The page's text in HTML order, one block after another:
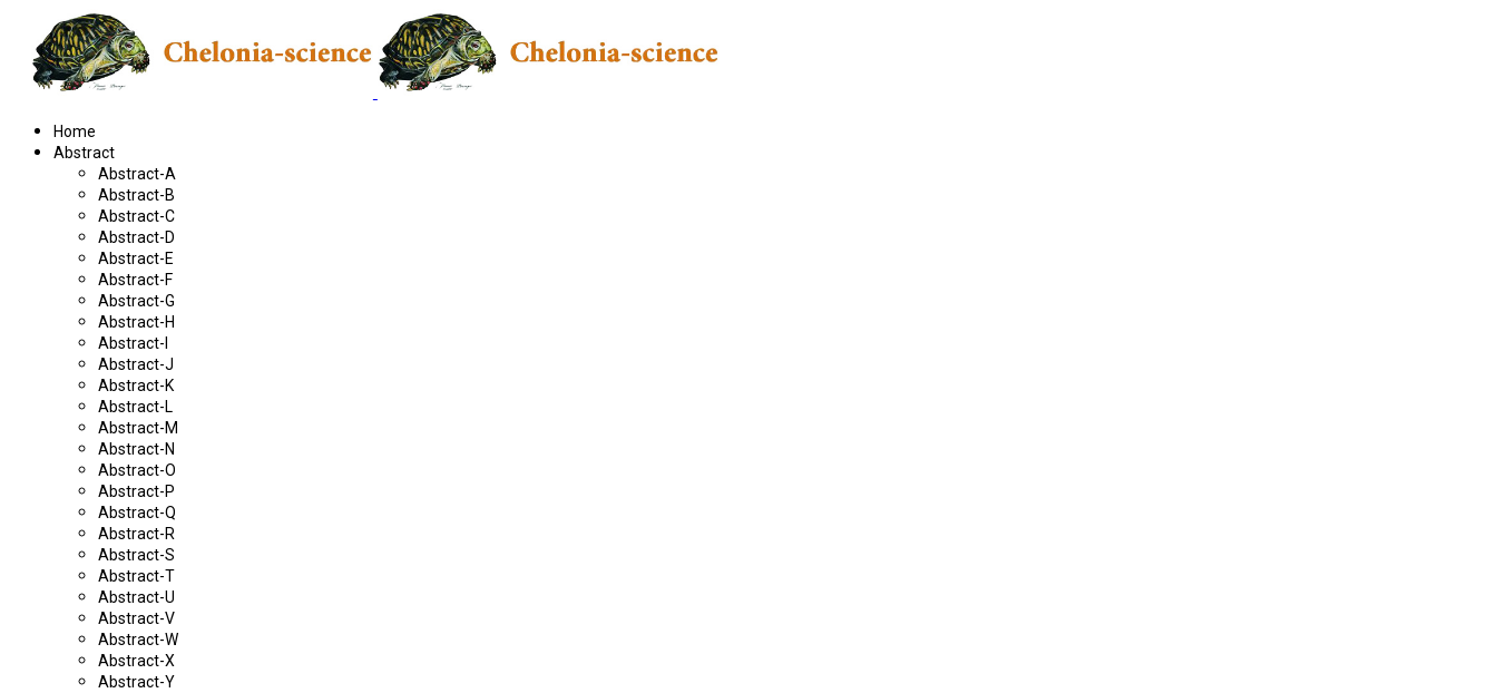
Home
Abstract
Abstract-A
Abstract-B
Abstract-C
Abstract-D
Abstract-E
Abstract-F
Abstract-G
Abstract-H
Abstract-I
Abstract-J
Abstract-K
Abstract-L
Abstract-M
Abstract-N
Abstract-O
Abstract-P
Abstract-Q
Abstract-R
Abstract-S
Abstract-T
Abstract-U
Abstract-V
Abstract-W
Abstract-X
Abstract-Y